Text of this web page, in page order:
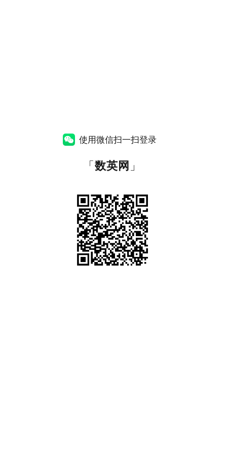
使用微信扫一扫登录
「数英网 」